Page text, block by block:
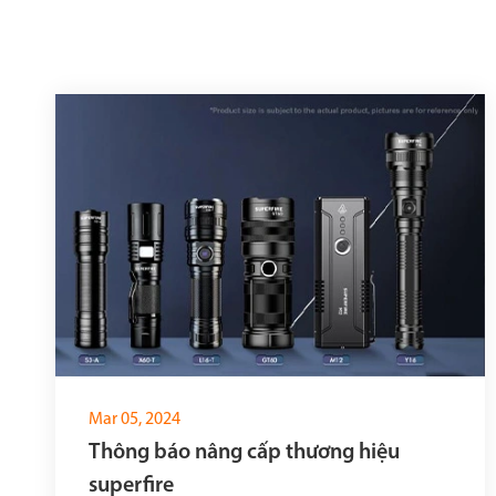
Mar 05, 2024
Thông báo nâng cấp thương hiệu
superfire